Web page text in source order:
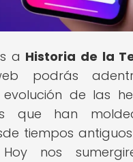
a Historia de la
podrás
de las
que han
tiempos
Hoy nos